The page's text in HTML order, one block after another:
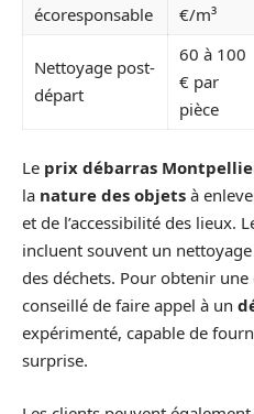
écoresponsable
€/m³
Nettoyage post-
départ
60 à 100
€ par
pièce
Le prix débarras
la nature des objets à
et de l’accessibilité des lieux.
incluent souvent un
des déchets. Pour obtenir
conseillé de faire appel à un
expérimenté, capable de
surprise.